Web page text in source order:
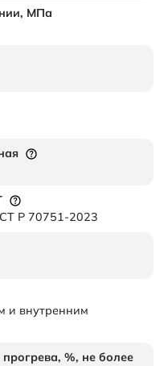
МПа
Р 70751-2023
и внутренним
%, не более